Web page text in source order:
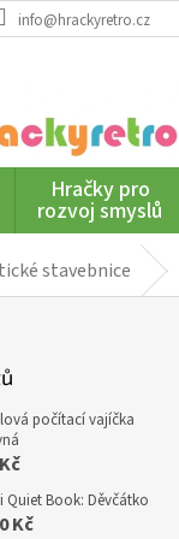
info@hrackyretro.cz
Hračky pro
rozvoj smyslů
stavebnice
počítací vajíčka
Quiet Book: Děvčátko
Kč